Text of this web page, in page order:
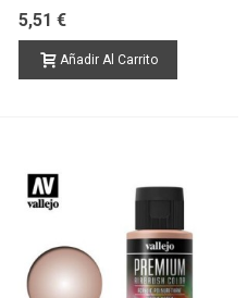
5,51 €
Añadir Al Carrito